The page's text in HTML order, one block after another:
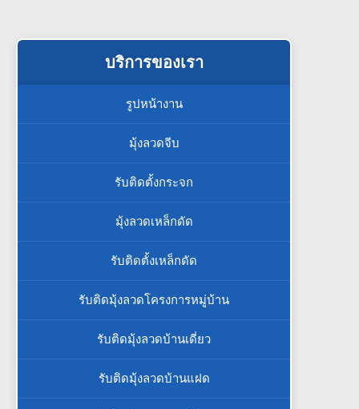
บริการของเรา
รูปหน้างาน
มุ้งลวดจีบ
รับติดตั้งกระจก
มุ้งลวดเหล็กดัด
รับติดตั้งเหล็กดัด
รับติดมุ้งลวดโครงการหมู่บ้าน
รับติดมุ้งลวดบ้านเดี่ยว
รับติดมุ้งลวดบ้านแฝด